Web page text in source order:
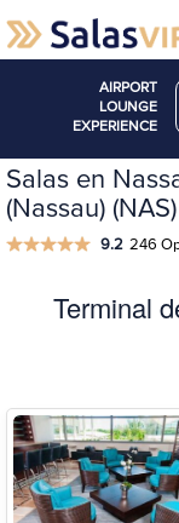
AIRPORT
LOUNGE
EXPERIENCE
Salas en
(Nassau) (NAS)
9.2 246
Terminal